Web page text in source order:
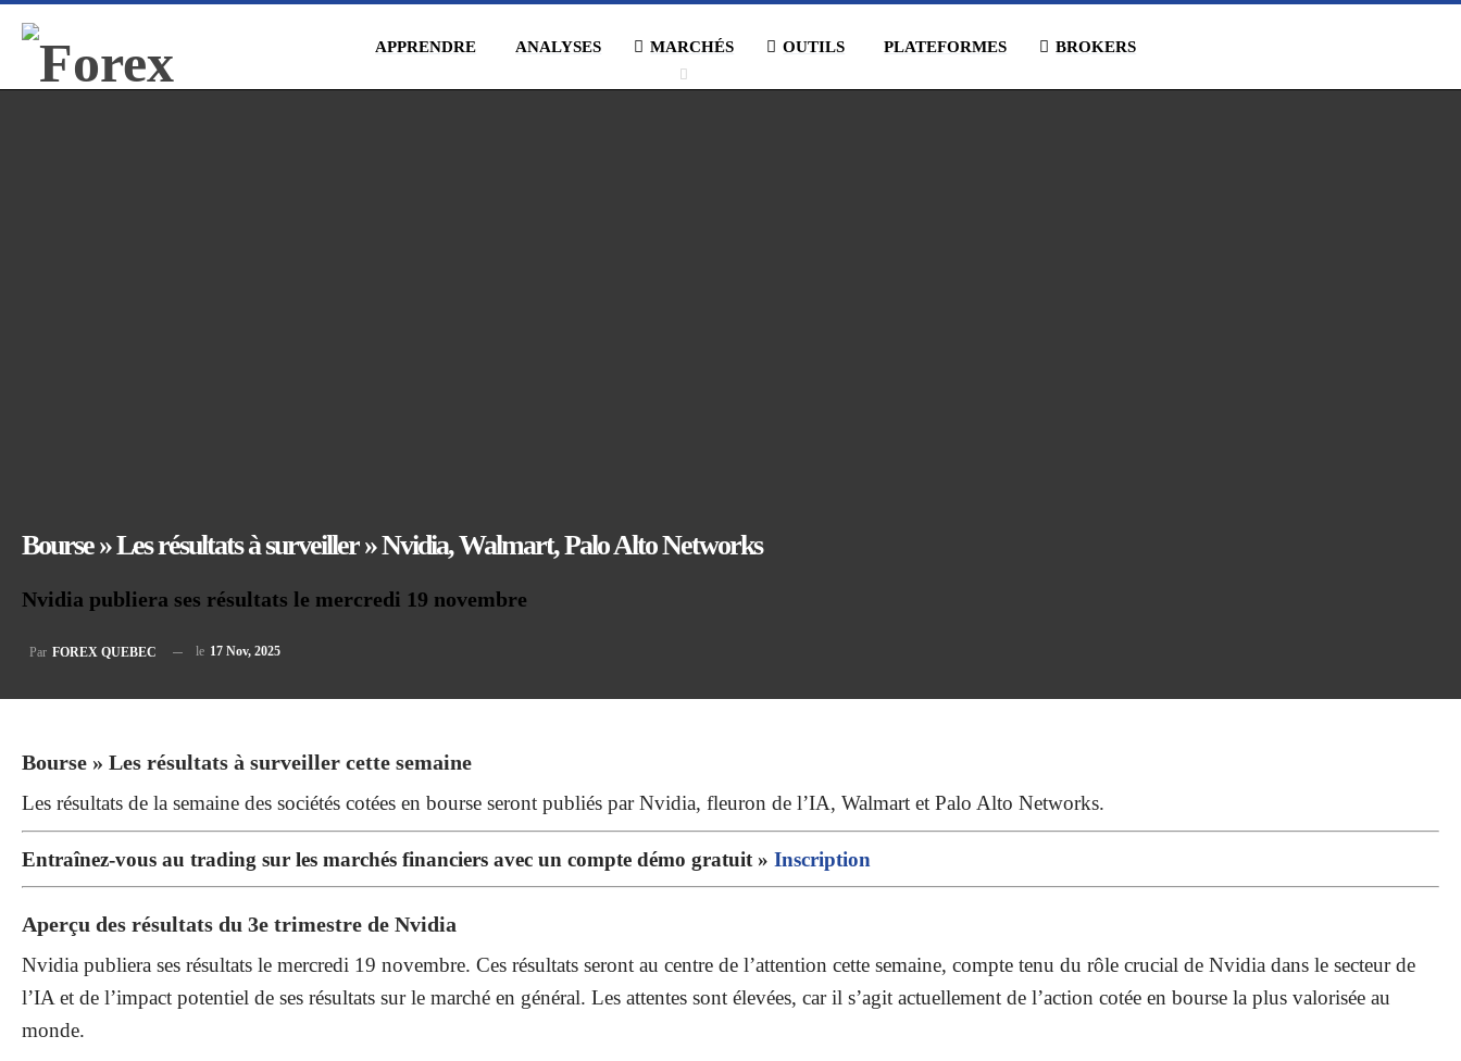
APPRENDRE ANALYSES MARCHÉS OUTILS PLATEFORMES BROKERS
Bourse » Les résultats à surveiller » Nvidia, Walmart, Palo Alto Networks
Nvidia publiera ses résultats le mercredi 19 novembre
Par FOREX QUEBEC le 17 Nov, 2025
Bourse » Les résultats à surveiller cette semaine
Les résultats de la semaine des sociétés cotées en bourse seront publiés par Nvidia, fleuron de l’IA, Walmart et Palo Alto Networks.
Entraînez-vous au trading sur les marchés financiers avec un compte démo gratuit » Inscription
Aperçu des résultats du 3e trimestre de Nvidia
Nvidia publiera ses résultats le mercredi 19 novembre. Ces résultats seront au centre de l’attention cette semaine, compte tenu du rôle crucial de Nvidia dans le secteur de
l’IA et de l’impact potentiel de ses résultats sur le marché en général. Les attentes sont élevées, car il s’agit actuellement de l’action cotée en bourse la plus valorisée au
monde.